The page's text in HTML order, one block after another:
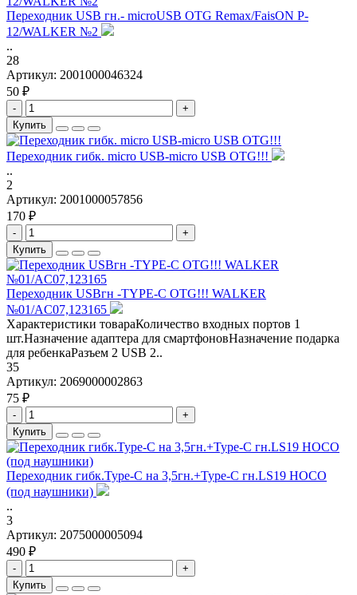
Переходник USB гн.- microUSB OTG Remax/FaisON P-
12/WALKER №2
..
28
Артикул: 2001000046324
50 ₽
-
+
Купить
Переходник гибк. micro USB-micro USB OTG!!!
..
2
Артикул: 2001000057856
170 ₽
-
+
Купить
Переходник USBгн -TYPE-C OTG!!! WALKER
№01/AC07,123165
Характеристики товараКоличество входных портов 1
шт.Назначение адаптера для смартфоновНазначение подарка
для ребенкаРазъем 2 USB 2..
35
Артикул: 2069000002863
75 ₽
-
+
Купить
Переходник гибк.Type-C на 3,5гн.+Type-C гн.LS19 HOCO
(под наушники)
..
3
Артикул: 2075000005094
490 ₽
-
+
Купить